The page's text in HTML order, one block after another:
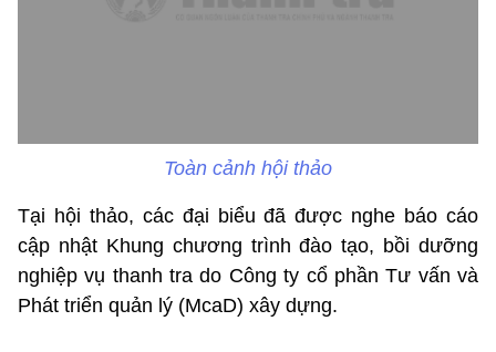
Toàn cảnh hội thảo
Tại hội thảo, các đại biểu đã được nghe báo cáo
cập nhật Khung chương trình đào tạo, bồi dưỡng
nghiệp vụ thanh tra do Công ty cổ phần Tư vấn và
Phát triển quản lý (McaD) xây dựng.